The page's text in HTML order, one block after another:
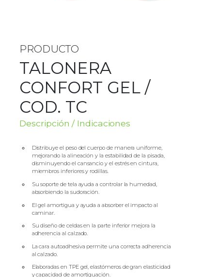
PRODUCTO
TALONERA
CONFORT GEL /
COD. TC
Descripción / Indicaciones
Distribuye el peso del cuerpo de manera uniforme,
mejorando la alineación y la estabilidad de la pisada,
disminuyendo el cansancio y el estrés en cintura,
miembros inferiores y rodillas.
Su soporte de tela ayuda a controlar la humedad,
absorbiendo la sudoración.
El gel amortigua y ayuda a absorber el impacto al
caminar.
Su diseño de celdas en la parte inferior mejora la
adherencia al calzado.
La cara autoadhesiva permite una correcta adherencia
al calzado.
Elaboradas en TPE gel, elastómeros de gran elasticidad
y capacidad de amortiguación.